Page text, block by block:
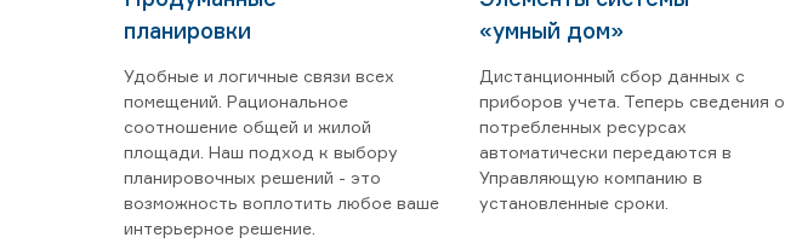
планировки
Удобные и логичные связи всех
помещений. Рациональное
соотношение общей и жилой
площади. Наш подход к выбору
планировочных решений - это
возможность воплотить любое ваше
интерьерное решение.
«умный дом»
Дистанционный сбор данных с
приборов учета. Теперь сведения о
потребленных ресурсах
автоматически передаются в
Управляющую компанию в
установленные сроки.